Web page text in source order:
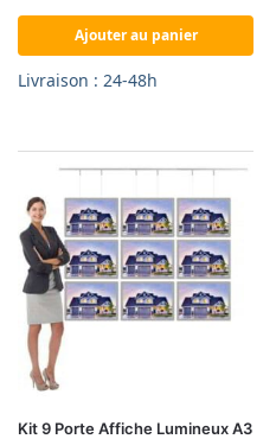
Ajouter au panier
Livraison : 24-48h
Kit 9 Porte Affiche Lumineux A3